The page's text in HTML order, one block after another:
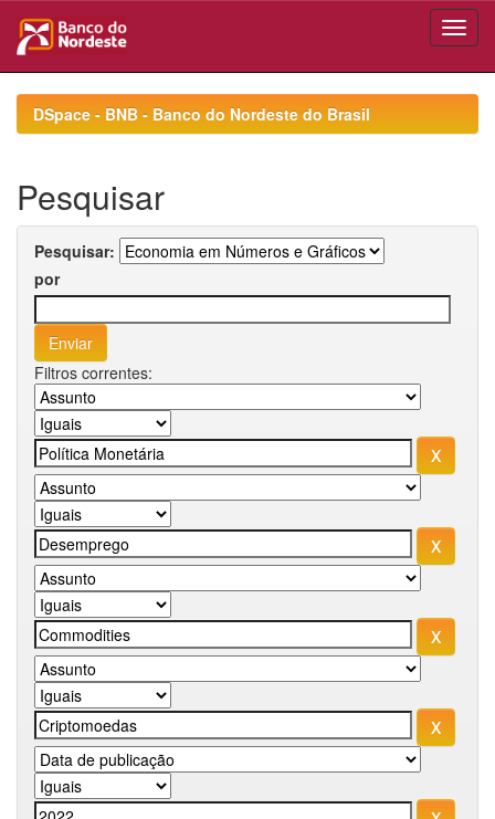
navigationDSpace - BNB - Banco do Nordeste do Brasil
Pesquisar
Pesquisar:
por
Filtros correntes: